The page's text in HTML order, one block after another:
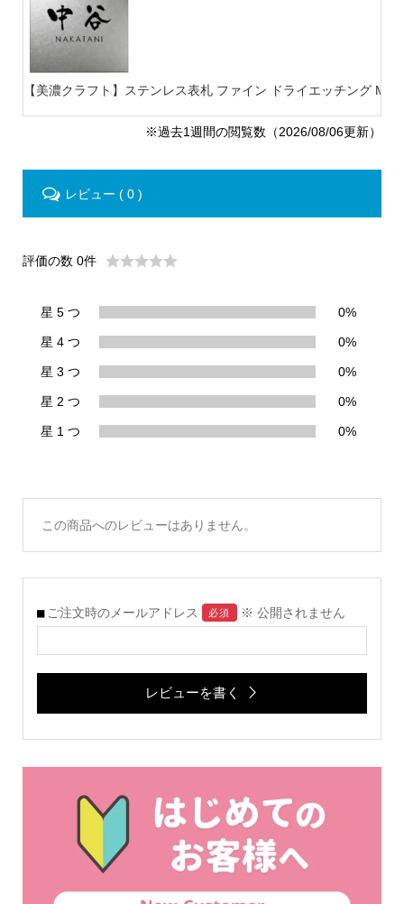
【美濃クラフト】ステンレス表札 ファイン ドライエッチング MB-
※過去1週間の閲覧数（2026/08/06更新）
レビュー ( 0 )
評価の数 0件
星 5 つ 0%
星 4 つ 0%
星 3 つ 0%
星 2 つ 0%
星 1 つ 0%
この商品へのレビューはありません。
ご注文時のメールアドレス 必須 ※ 公開されません
レビューを書く